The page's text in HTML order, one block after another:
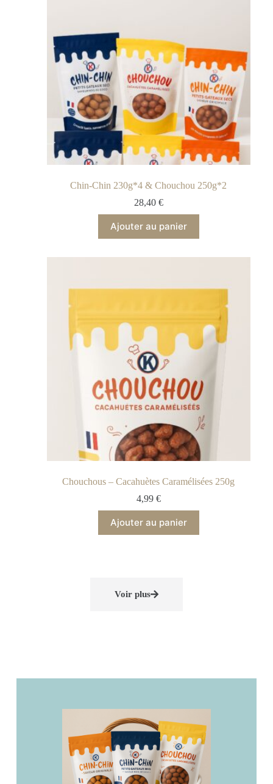
Chin-Chin 230g*4 & Chouchou 250g*2
28,40 €
Ajouter au panier
Chouchous – Cacahuètes Caramélisées 250g
4,99 €
Ajouter au panier
Voir plus